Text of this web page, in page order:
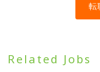
Related Jobs